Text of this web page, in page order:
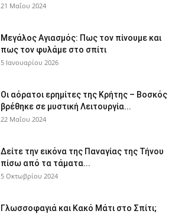
21 Μαΐου 2024
Μεγάλος Αγιασμός: Πως τον πίνουμε και
πως τον φυλάμε στο σπίτι
5 Ιανουαρίου 2026
Οι αόρατοι ερημίτες της Κρήτης – Βοσκός
βρέθηκε σε μυστική Λειτουργία...
22 Μαΐου 2024
Δείτε την εικόνα της Παναγίας της Τήνου
πίσω από τα τάματα...
5 Οκτωβρίου 2024
Γλωσσοφαγιά και Κακό Μάτι στο Σπίτι;